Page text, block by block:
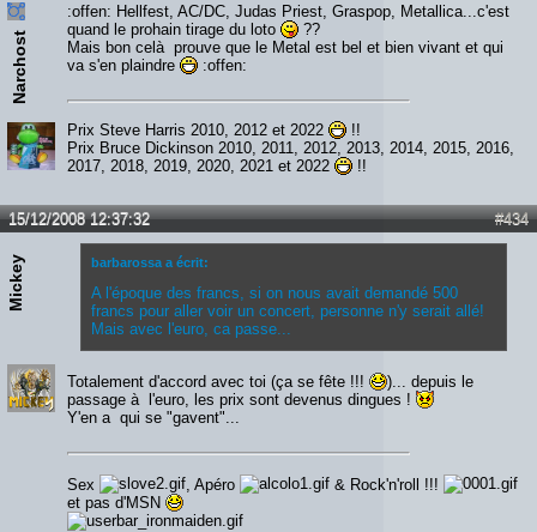
Narchost
:offen: Hellfest, AC/DC, Judas Priest, Graspop, Metallica...c'est
quand le prohain tirage du loto
??
Mais bon celà prouve que le Metal est bel et bien vivant et qui
va s'en plaindre
:offen:
Prix Steve Harris 2010, 2012 et 2022
!!
Prix Bruce Dickinson 2010, 2011, 2012, 2013, 2014, 2015, 2016,
2017, 2018, 2019, 2020, 2021 et 2022
!!
#434
15/12/2008 12:37:32
Mickey barbarossa a écrit:
A l'époque des francs, si on nous avait demandé 500
francs pour aller voir un concert, personne n'y serait allé!
Mais avec l'euro, ca passe...
Totalement d'accord avec toi (ça se fête !!!
)... depuis le
passage à l'euro, les prix sont devenus dingues !
Y'en a qui se "gavent"...
Sex , Apéro
& Rock'n'roll !!!
et pas d'MSN